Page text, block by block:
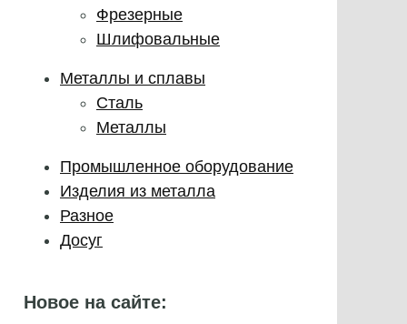
Фрезерные
Шлифовальные
Металлы и сплавы
Сталь
Металлы
Промышленное оборудование
Изделия из металла
Разное
Досуг
Новое на сайте: